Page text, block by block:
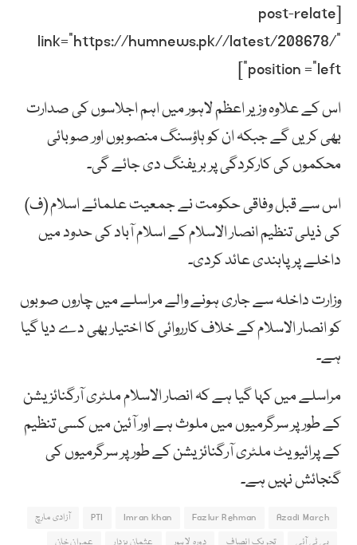
[post-relate
link=”https://humnews.pk//latest/208678/”
position =”left”]
اس کے علاوہ وزیر اعظم لاہور میں اہم اجلاسوں کی صدارت
بھی کریں گے جبکہ ان کو ہاؤسنگ منصوبوں اور صوبائی
محکموں کی کارکردگی پر بریفنگ دی جائے گی۔
اس سے قبل وفاقی حکومت نے جمعیت علمائے اسلام (ف)
کی ذیلی تنظیم انصار الاسلام کے اسلام آباد کی حدود میں
داخلے پر پابندی عائد کردی۔
وزارتداخلہسےجاریہونےوالےمراسلے میںچاروں صوبوں
کو انصار الاسلام کے خلاف کارروائی کا اختیار بھی دے دیا گیا
ہے۔
مراسلےمیںکہاگیاہےکہانصارالاسلامملٹریآرگنائزیشن
کےطورپرسرگرمیوںمیںملوثہے اور آئین میں کسی تنظیم
کے پرائیویٹ ملٹری آرگنائزیشن کے طور پر سرگرمیوں کی
گنجائش نہیں ہے۔
Azadi March
Fazlur Rehman
Imran khan
PTI
آزادی مارچ
پی ٹی آئی
تحریک انصاف دورہ لاہور عثمان بزدار
عمران خان